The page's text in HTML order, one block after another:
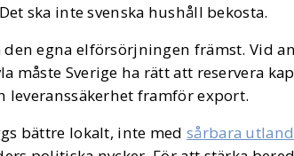
ska inte svenska hushåll bekosta.
den egna elförsörjningen främst. Vid
måste Sverige ha rätt att reservera
leveranssäkerhet framför export.
bättre lokalt, inte med sårbara